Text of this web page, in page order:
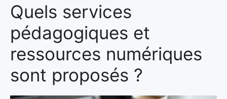
Quels services
pédagogiques et
ressources numériques
sont proposés ?